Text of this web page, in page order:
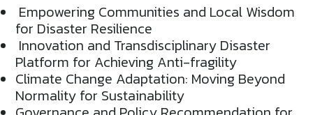
Empowering Communities and Local Wisdom
for Disaster Resilience
Innovation and Transdisciplinary Disaster
Platform for Achieving Anti-fragility
Climate Change Adaptation: Moving Beyond
Normality for Sustainability